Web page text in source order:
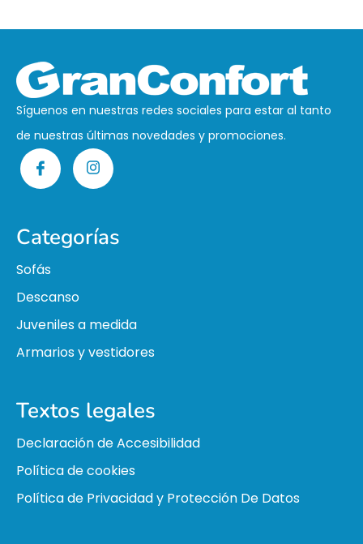
Síguenos en nuestras redes sociales para estar al tanto
de nuestras últimas novedades y promociones.
Categorías
Sofás
Descanso
Juveniles a medida
Armarios y vestidores
Textos legales
Declaración de Accesibilidad
Política de cookies
Política de Privacidad y Protección De Datos